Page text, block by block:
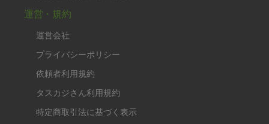
運営・規約
運営会社
プライバシーポリシー
依頼者利用規約
タスカジさん利用規約
特定商取引法に基づく表示